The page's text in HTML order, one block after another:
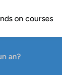
on courses
an?